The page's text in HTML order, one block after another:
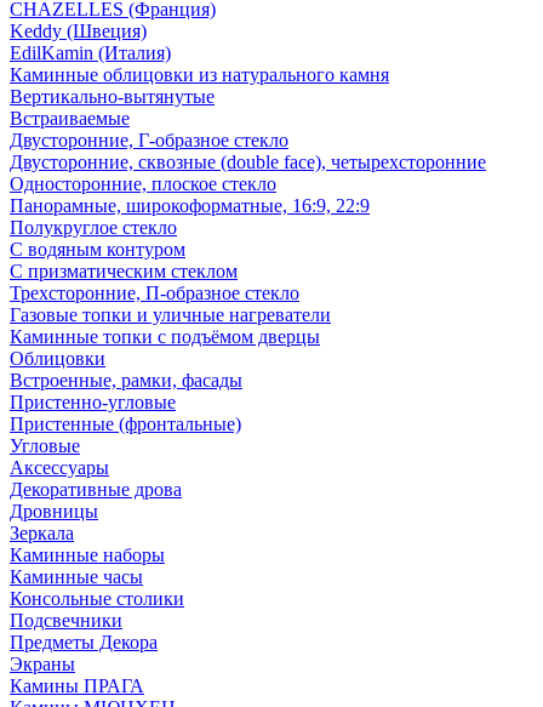
CHAZELLES (Франция)
Keddy (Швеция)
EdilKamin (Италия)
Каминные облицовки из натурального камня
Вертикально-вытянутые
Встраиваемые
Двусторонние, Г-образное стекло
Двусторонние, сквозные (double face), четырехсторонние
Односторонние, плоское стекло
Панорамные, широкоформатные, 16:9, 22:9
Полукруглое стекло
С водяным контуром
С призматическим стеклом
Трехсторонние, П-образное стекло
Газовые топки и уличные нагреватели
Каминные топки с подъёмом дверцы
Облицовки
Встроенные, рамки, фасады
Пристенно-угловые
Пристенные (фронтальные)
Угловые
Аксессуары
Декоративные дрова
Дровницы
Зеркала
Каминные наборы
Каминные часы
Консольные столики
Подсвечники
Предметы Декора
Экраны
Камины ПРАГА